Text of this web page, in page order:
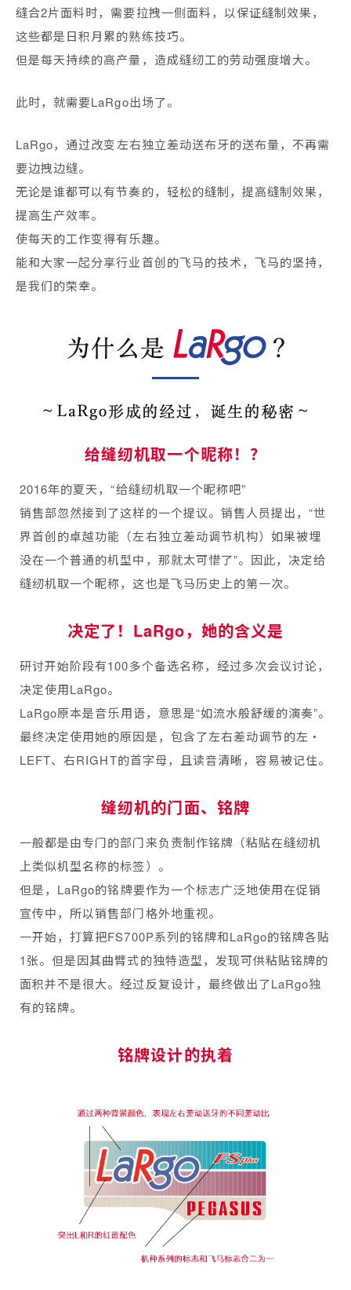
缝合2片面料时，需要拉拽一侧面料，以保证缝制效果，
这些都是日积月累的熟练技巧。
但是每天持续的高产量，造成缝纫工的劳动强度增大。
此时，就需要LaRgo出场了。
LaRgo，通过改变左右独立差动送布牙的送布量，不再需
要边拽边缝。
无论是谁都可以有节奏的，轻松的缝制，提高缝制效果，
提高生产效率。
使每天的工作变得有乐趣。
能和大家一起分享行业首创的飞马的技术，飞马的坚持，
是我们的荣幸。
给缝纫机取一个昵称！？
2016年的夏天，“给缝纫机取一个昵称吧”
销售部忽然接到了这样的一个提议。销售人员提出，“世
界首创的卓越功能（左右独立差动调节机构）如果被埋
没在一个普通的机型中，那就太可惜了”。因此，决定给
缝纫机取一个昵称，这也是飞马历史上的第一次。
决定了！LaRgo，她的含义是
研讨开始阶段有100多个备选名称，经过多次会议讨论，
决定使用LaRgo。
LaRgo原本是音乐用语，意思是“如流水般舒缓的演奏”。
最终决定使用她的原因是，包含了左右差动调节的左・
LEFT、右RIGHT的首字母，且读音清晰，容易被记住。
缝纫机的门面、铭牌
一般都是由专门的部门来负责制作铭牌（粘贴在缝纫机
上类似机型名称的标签）。
但是，LaRgo的铭牌要作为一个标志广泛地使用在促销
宣传中，所以销售部门格外地重视。
一开始，打算把FS700P系列的铭牌和LaRgo的铭牌各贴
1张。但是因其曲臂式的独特造型，发现可供粘贴铭牌的
面积并不是很大。经过反复设计，最终做出了LaRgo独
有的铭牌。
铭牌设计的执着